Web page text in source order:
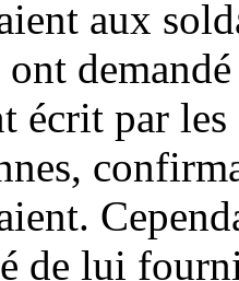
aux
ont
écrit par
de lui